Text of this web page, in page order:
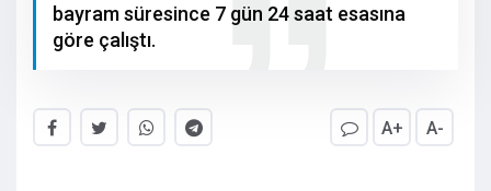
bayram süresince 7 gün 24 saat esasına
göre çalıştı.
A+ A-